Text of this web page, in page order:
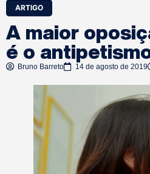
ARTIGO
A maior
é o
Bruno Barreto 14 de agosto de 2019